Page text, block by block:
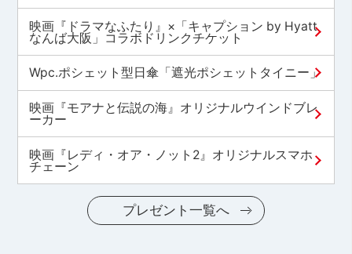
映画『ドラマなふたり』×「キャプション by Hyatt
なんば大阪」コラボドリンクチケット
Wpc.ポシェット型日傘「遮光ポシェットタイニー」
映画『モアナと伝説の海』オリジナルウインドブレ
ーカー
映画『レディ・オア・ノット2』オリジナルスマホ
チェーン
プレゼント一覧へ